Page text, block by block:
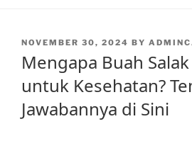
POSTED
NOVEMBER 30, 2024 BY
Mengapa Buah
untuk Kesehatan?
Jawabannya di Sini